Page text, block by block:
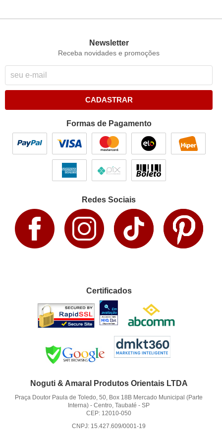
Newsletter
Receba novidades e promoções
CADASTRAR
Formas de Pagamento
Redes Sociais
Certificados
Noguti & Amaral Produtos Orientais LTDA
Praça Doutor Paula de Toledo, 50, Box 18B Mercado Municipal (Parte
Interna) -Centro, Taubaté -SP
CEP: 12010-050
CNPJ: 15.427.609/0001-19